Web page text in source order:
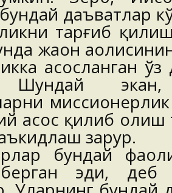
даъватлар
тарғиб
жаҳон
асосланган
Шундай
асос қилиб олиш
зарур.
бундай
эди, деб